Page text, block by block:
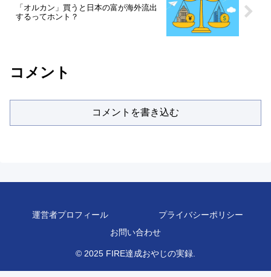
「オルカン」買うと日本の富が海外流出
するってホント？
コメント
コメントを書き込む
運営者プロフィール
プライバシーポリシー
お問い合わせ
© 2025 FIRE達成おやじの実録.